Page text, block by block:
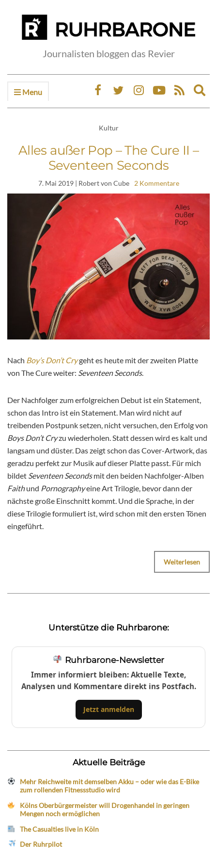
Journalisten bloggen das Revier
Menu
Kultur
Alles außer Pop – The Cure II –
Seventeen Seconds
7. Mai 2019| Robert von Cube 2 Kommentare
Nach Boy’s Don’t Crygeht es heute mit der zweiten Platte
von The Cure weiter: Seventeen Seconds.
Der Nachfolger zum erfolgreichen Debut ist ein Statement,
schon das Intro ist ein Statement. Man wird nicht auf
treibenden Postpunk setzen, nicht versuchen, den Erfolg von
Boys Don’t Cryzu wiederholen. Statt dessen wird es kalt und
langsam und düster. Das zeigt schon das Cover-Artwork, das
geradzu perfekt zur Musik auf dieser Platte passt. Für mich
bildet Seventeen Secondsmit den beiden Nachfolger-Alben
Faithund Pornographyeine Art Trilogie, bevor dann der
nächste große Einschnitt kommt. Und die Sprache, in der
diese Trilogie formuliert ist, wird schon mit den ersten Tönen
eingeführt.
Weiterlesen
Unterstütze die Ruhrbarone:
Ruhrbarone-Newsletter
Immer informiert bleiben: Aktuelle Texte,
Analysen und Kommentare direkt ins Postfach.
Jetzt anmelden
Aktuelle Beiträge
Mehr Reichweite mit demselben Akku – oder wie das E-Bike
zum rollenden Fitnessstudio wird
Kölns Oberbürgermeister will Drogenhandel in geringen
Mengen noch ermöglichen
The Casualties live in Köln
Der Ruhrpilot